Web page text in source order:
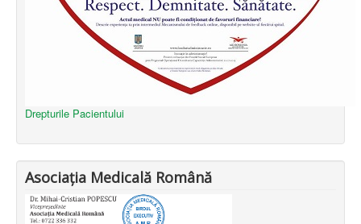
Drepturile Pacientului
Asociația Medicală Română